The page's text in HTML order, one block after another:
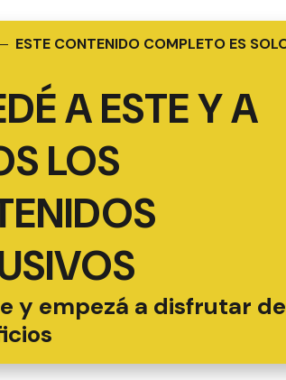
ESTE CONTENIDO COMPLETO ES
A ESTE Y A
LOS
y empezá a disfrutar